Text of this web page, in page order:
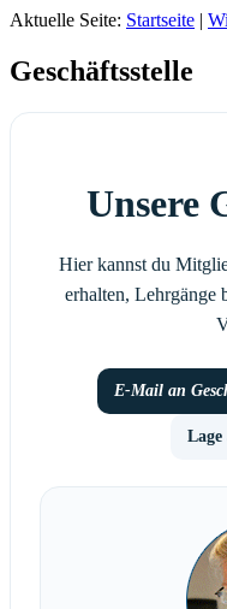
Aktuelle Seite: Startseite |
Geschäftsstelle
Unsere
Hier kannst du
erhalten, Lehrgänge
E-Mail an
Lage